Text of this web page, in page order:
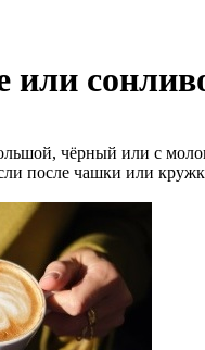
или
чёрный или с
после чашки или